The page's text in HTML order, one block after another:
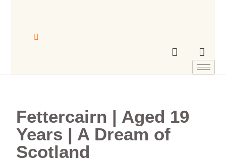
Fettercairn | Aged 19
Years | A Dream of
Scotland